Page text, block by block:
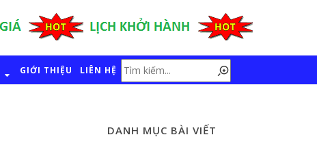
GIỚI THIỆU LIÊN HỆ
DANH MỤC BÀI VIẾT